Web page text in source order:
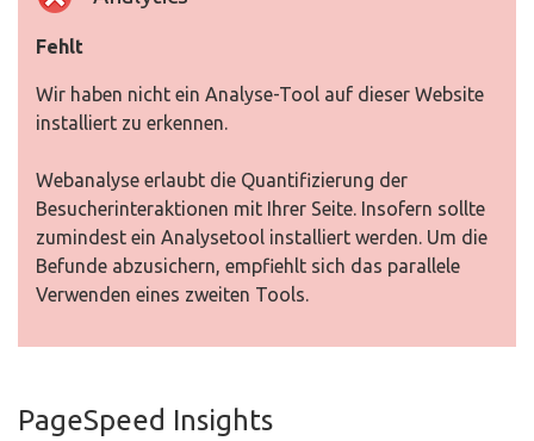
Fehlt
Wir haben nicht ein Analyse-Tool auf dieser Website
installiert zu erkennen.
Webanalyse erlaubt die Quantifizierung der
Besucherinteraktionen mit Ihrer Seite. Insofern sollte
zumindest ein Analysetool installiert werden. Um die
Befunde abzusichern, empfiehlt sich das parallele
Verwenden eines zweiten Tools.
PageSpeed Insights